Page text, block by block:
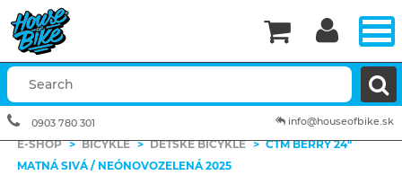
E-SHOP > BICYKLE > DETSKÉ BICYKLE > CTM BERRY 24"
MATNÁ SIVÁ / NEÓNOVOZELENÁ 2025


info@houseofbike.sk
0903 780 301